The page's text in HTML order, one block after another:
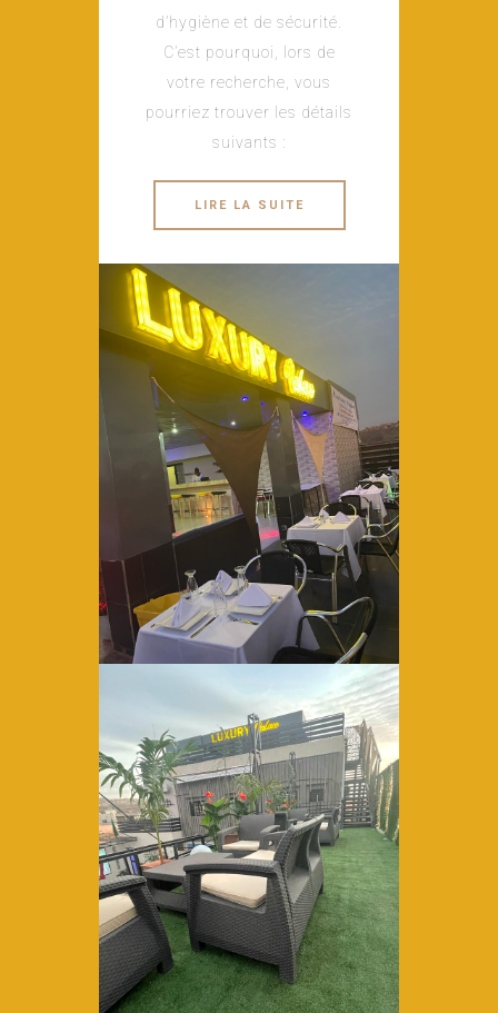
d’hygiène et de sécurité.
C’est pourquoi, lors de
votre recherche, vous
pourriez trouver les détails
suivants :
LIRE LA SUITE